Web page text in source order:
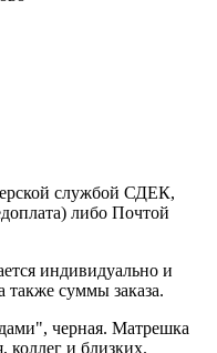
службой СДЕК,
либо Почтой
индивидуально и
также суммы заказа.
черная. Матрешка
коллег и близких.